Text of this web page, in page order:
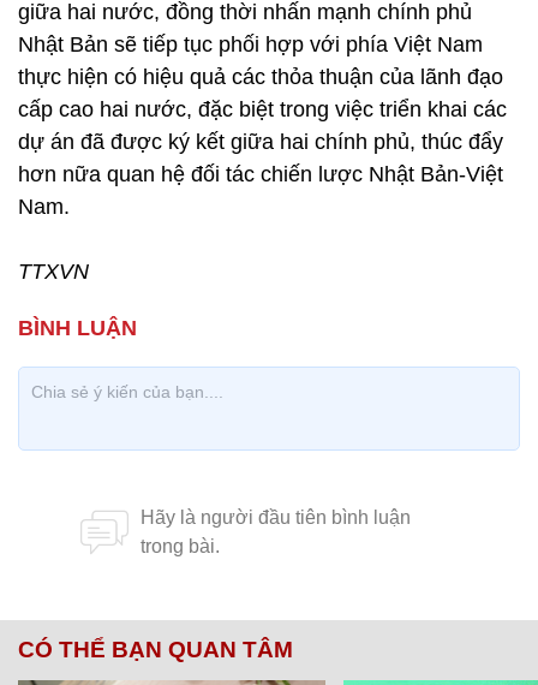
giữa hai nước, đồng thời nhấn mạnh chính phủ
Nhật Bản sẽ tiếp tục phối hợp với phía Việt Nam
thực hiện có hiệu quả các thỏa thuận của lãnh đạo
cấp cao hai nước, đặc biệt trong việc triển khai các
dự án đã được ký kết giữa hai chính phủ, thúc đẩy
hơn nữa quan hệ đối tác chiến lược Nhật Bản-Việt
Nam.
TTXVN
CÓ THỂ BẠN QUAN TÂM